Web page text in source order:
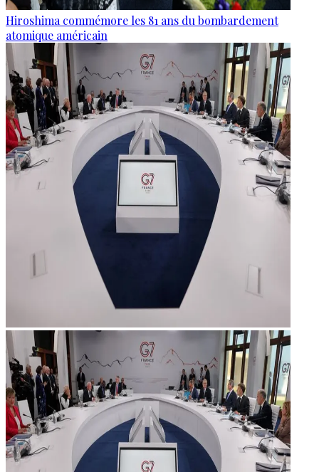
Hiroshima commémore les 81 ans du bombardement
atomique américain